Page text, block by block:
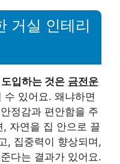
거실 인테리
입하는 것은 금전운
수 있어요. 왜냐하면
정감과 편안함을 주
자연을 집 안으로 끌
, 집중력이 향상되며,
다는 결과가 있어요.